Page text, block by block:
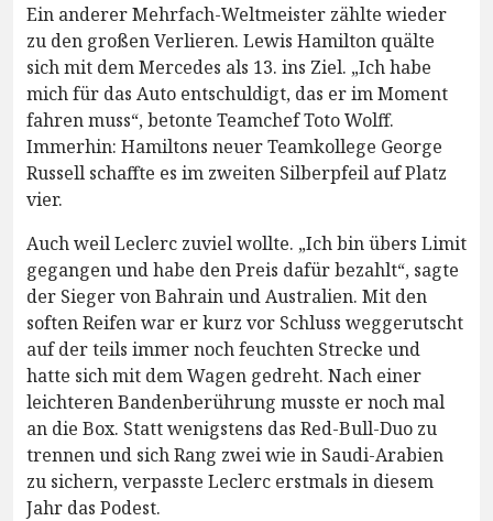
Ein anderer Mehrfach-Weltmeister zählte wieder
zu den großen Verlieren. Lewis Hamilton quälte
sich mit dem Mercedes als 13. ins Ziel. „Ich habe
mich für das Auto entschuldigt, das er im Moment
fahren muss“, betonte Teamchef Toto Wolff.
Immerhin: Hamiltons neuer Teamkollege George
Russell schaffte es im zweiten Silberpfeil auf Platz
vier.
Auch weil Leclerc zuviel wollte. „Ich bin übers Limit
gegangen und habe den Preis dafür bezahlt“, sagte
der Sieger von Bahrain und Australien. Mit den
soften Reifen war er kurz vor Schluss weggerutscht
auf der teils immer noch feuchten Strecke und
hatte sich mit dem Wagen gedreht. Nach einer
leichteren Bandenberührung musste er noch mal
an die Box. Statt wenigstens das Red-Bull-Duo zu
trennen und sich Rang zwei wie in Saudi-Arabien
zu sichern, verpasste Leclerc erstmals in diesem
Jahr das Podest.